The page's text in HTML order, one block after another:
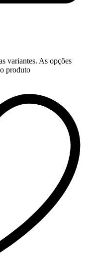
variantes. As opções
produto